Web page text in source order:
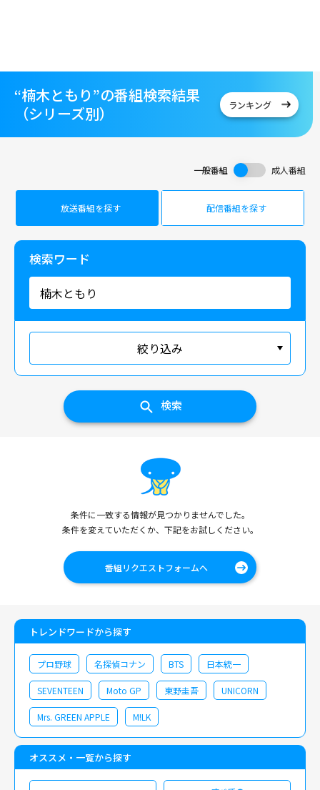
“楠木ともり”の番組検索結果
（シリーズ別）
ランキング
一般番組 成人番組
放送番組を探す 配信番組を探す
検索ワード
絞り込み
検索
条件に一致する情報が見つかりませんでした。
条件を変えていただくか、下記をお試しください。
番組リクエストフォームへ
トレンドワードから探す
プロ野球 名探偵コナン BTS 日本統一
SEVENTEEN Moto GP 東野圭吾 UNICORN
Mrs. GREEN APPLE M!LK
オススメ・一覧から探す